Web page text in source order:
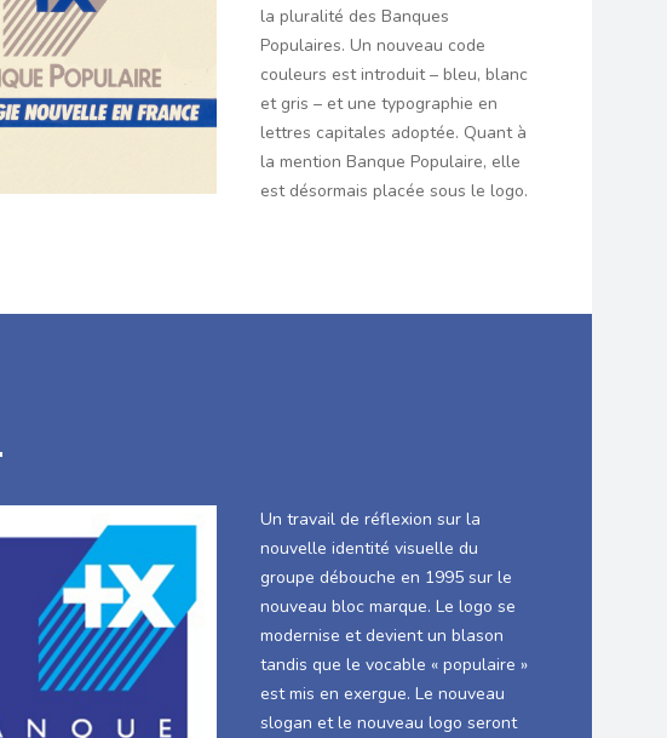
la pluralité des Banques
Populaires. Un nouveau code
couleurs est introduit – bleu, blanc
et gris – et une typographie en
lettres capitales adoptée. Quant à
la mention Banque Populaire, elle
est désormais placée sous le logo.
Un travail de réflexion sur la
nouvelle identité visuelle du
groupe débouche en 1995 sur le
nouveau bloc marque. Le logo se
modernise et devient un blason
tandis que le vocable « populaire »
est mis en exergue. Le nouveau
slogan et le nouveau logo seront